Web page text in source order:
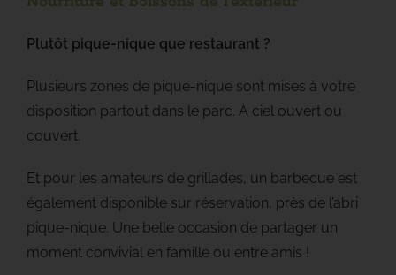
Plutôt pique-nique que restaurant ?
Plusieurs zones de pique-nique sont mises à votre
disposition partout dans le parc. À ciel ouvert ou
couvert.
Et pour les amateurs de grillades, un barbecue est
également disponible sur réservation, près de l’abri
pique-nique. Une belle occasion de partager un
moment convivial en famille ou entre amis !